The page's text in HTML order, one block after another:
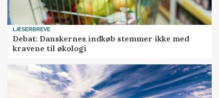
LÆSERBREVE
Debat: Danskernes indkøb stemmer ikke med
kravene til økologi